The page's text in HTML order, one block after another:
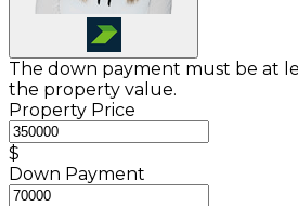
The down payment must be at
the property value.
Property Price
$
Down Payment